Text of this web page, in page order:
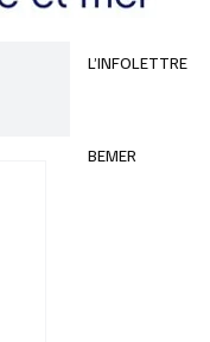
L’INFOLETTRE
BEMER